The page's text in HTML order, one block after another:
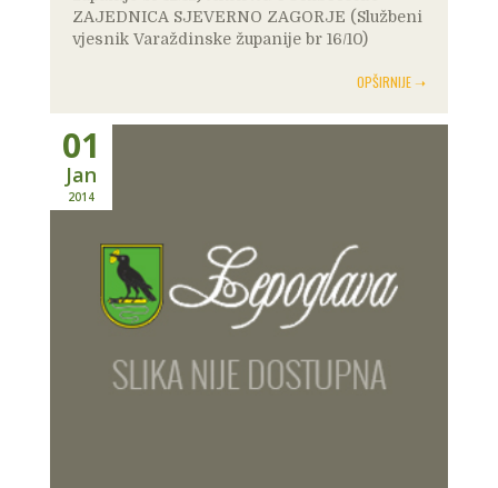
ZAJEDNICA SJEVERNO ZAGORJE (Službeni
vjesnik Varaždinske županije br 16/10)
OPŠIRNIJE ➝
01
Jan
2014